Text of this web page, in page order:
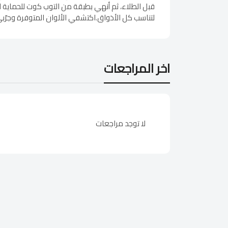
قبل الطلاء، ثم أنهي بطبقة من التوب كوت
لتناسب كل الأذواق.اكتشفي الألوان المتوفرة
اخر المراجعات
لا توجد مراجعات